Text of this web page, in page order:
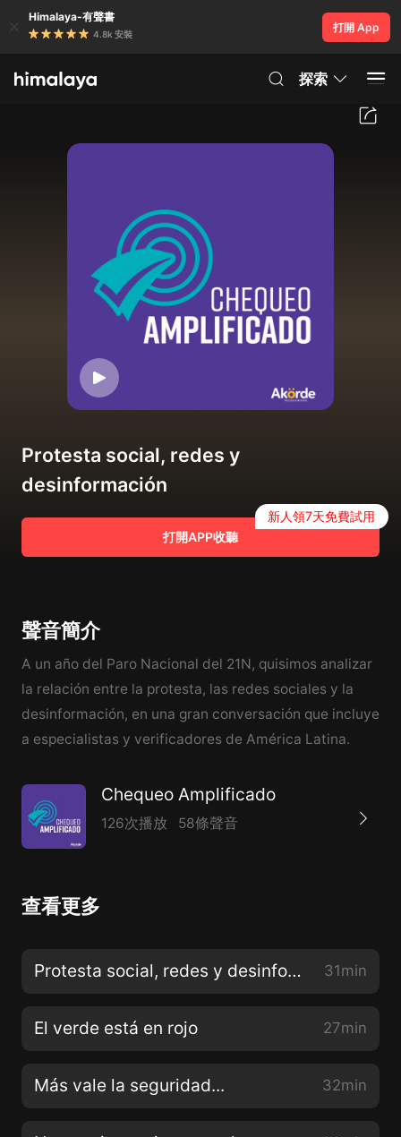
Himalaya-有聲書
4.8k 安裝
打開 App
探索
Protesta social, redes y
desinformación
打開APP收聽
新人領7天免費試用
聲音簡介
A un año del Paro Nacional del 21N, quisimos analizar
la relación entre la protesta, las redes sociales y la
desinformación, en una gran conversación que incluye
a especialistas y verificadores de América Latina.
Chequeo Amplificado
126次播放 58條聲音
查看更多
Protesta social, redes y desinformación 31min
El verde está en rojo 27min
Más vale la seguridad... 32min